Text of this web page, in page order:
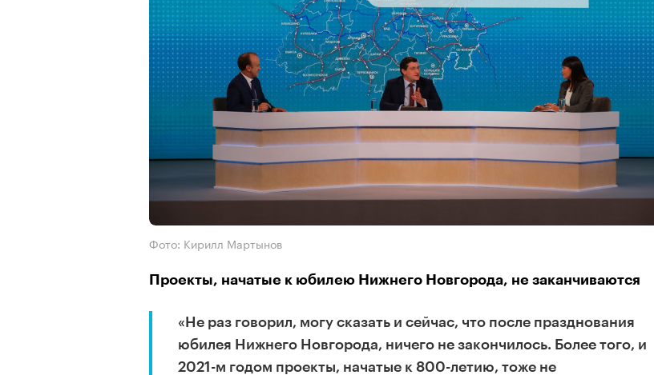
Фото: Кирилл Мартынов
Проекты, начатые к юбилею Нижнего Новгорода, не заканчиваются
«Не раз говорил, могу сказать и сейчас, что после празднования
юбилея Нижнего Новгорода, ничего не закончилось. Более того, и
2021-м годом проекты, начатые к 800-летию, тоже не